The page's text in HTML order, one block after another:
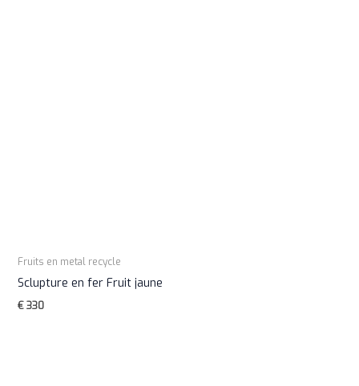
Fruits en metal recycle
Sclupture en fer Fruit jaune
€330